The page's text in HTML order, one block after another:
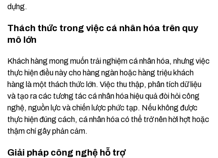
dựng.
Thách thức trong việc cá nhân hóa trên quy
mô lớn
Khách hàng mong muốn trải nghiệm cá nhân hóa, nhưng việc
thực hiện điều này cho hàng ngàn hoặc hàng triệu khách
hàng là một thách thức lớn. Việc thu thập, phân tích dữ liệu
và tạo ra các tương tác cá nhân hóa hiệu quả đòi hỏi công
nghệ, nguồn lực và chiến lược phức tạp. Nếu không được
thực hiện đúng cách, cá nhân hóa có thể trở nên hời hợt hoặc
thậm chí gây phản cảm.
Giải pháp công nghệ hỗ trợ